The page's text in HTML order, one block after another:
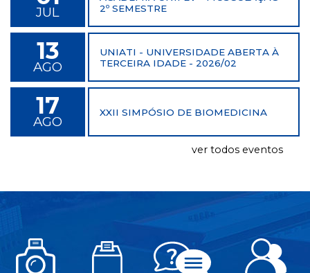
JUL
2º SEMESTRE
13
AGO
UNIATI - UNIVERSIDADE ABERTA À
TERCEIRA IDADE - 2026/02
17
AGO
XXII SIMPÓSIO DE BIOMEDICINA
ver todos eventos